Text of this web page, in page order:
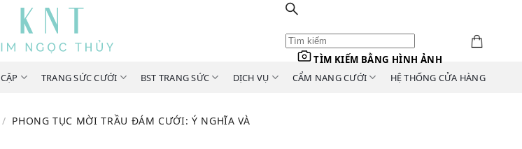
TÌM KIẾM BẰNG HÌNH ẢNH
TRANG SỨC CƯỚI BST TRANG SỨC DỊCH VỤ CẨM NANG CƯỚI HỆ THỐNG CỬA HÀNG
/ PHONG TỤC MỜI TRẦU ĐÁM CƯỚI: Ý NGHĨA VÀ